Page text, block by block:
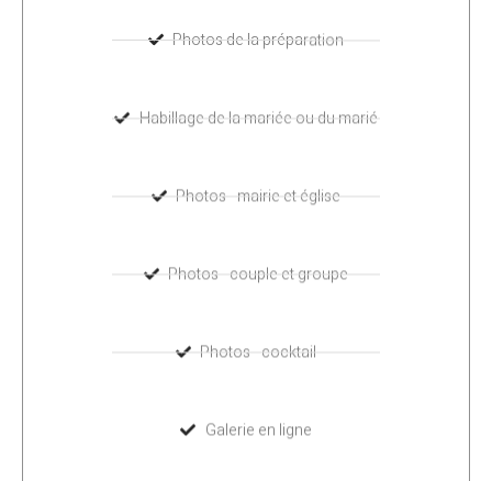
Photos de la préparation
Habillage de la mariée ou du marié
Photos - mairie et église
Photos - couple et groupe
Photos - cocktail
Galerie en ligne